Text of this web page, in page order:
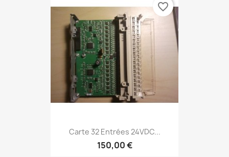
Carte 32 Entrées 24VDC...
150,00 €
favorite_border